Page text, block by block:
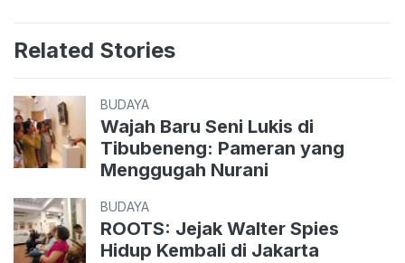
Related Stories
BUDAYA
Wajah Baru Seni Lukis di
Tibubeneng: Pameran yang
Menggugah Nurani
BUDAYA
ROOTS: Jejak Walter Spies
Hidup Kembali di Jakarta